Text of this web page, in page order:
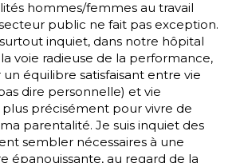
hommes/femmes au travail
public ne fait pas exception.
surtout inquiet, dans notre hôpital
voie radieuse de la performance,
équilibre satisfaisant entre vie
dire personnelle) et vie
précisément pour vivre de
parentalité. Je suis inquiet des
sembler nécessaires à une
épanouissante, au regard de la